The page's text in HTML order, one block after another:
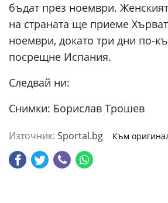
бъдат през ноември.
на страната ще приеме
ноември, докато три дни по-
посрещне Испания.
Следвай ни:
Снимки: Борислав Трошев
Източник: Sportal.bg Към